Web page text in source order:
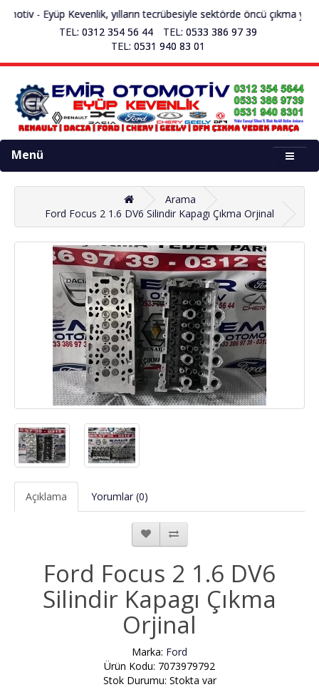
- Eyüp Kevenlik, yılların tecrübesiyle sektörde öncü çıkma
TEL: 0312 354 56 44
TEL: 0533 386 97 39
TEL: 0531 940 83 01
Menü
Arama
Ford Focus 2 1.6 DV6 Silindir Kapagı Çıkma Orjinal
Açıklama Yorumlar (0)
Ford Focus 2 1.6 DV6
Silindir Kapagı Çıkma
Orjinal
Marka: Ford
Ürün Kodu: 7073979792
Stok Durumu: Stokta var